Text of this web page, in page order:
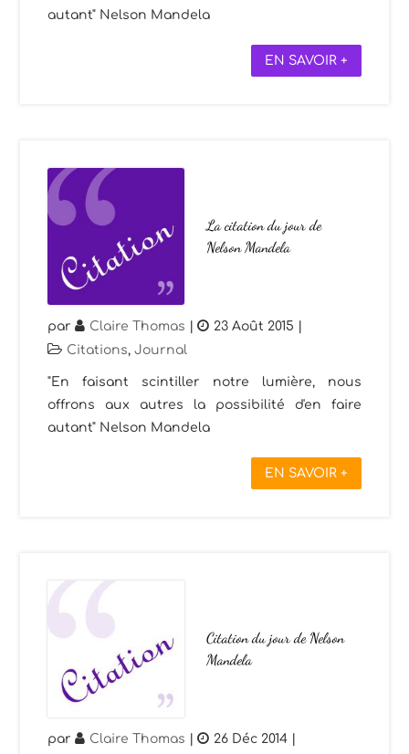
autant" Nelson Mandela
EN SAVOIR +
La citation du jour de
Nelson Mandela
par Claire Thomas | 23 Août 2015 |
Citations,Journal
"En faisant scintiller notre lumière, nous
offrons aux autres la possibilité d'en faire
autant" Nelson Mandela
EN SAVOIR +
Citation du jour de Nelson
Mandela
par Claire Thomas | 26 Déc 2014 |